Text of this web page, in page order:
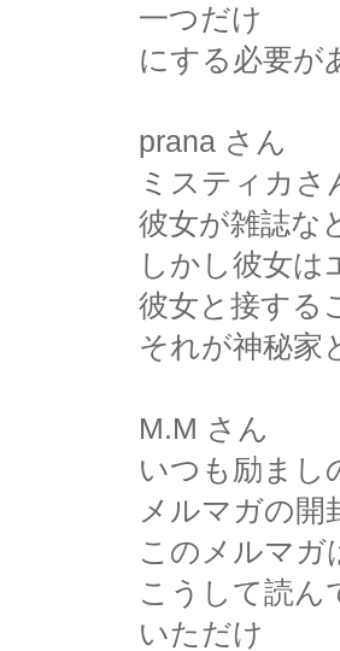
一つだけ
にする必要が
prana さん
ミスティカさ
彼女が雑誌な
しかし彼女は
彼女と接する
それが神秘家
M.M さん
いつも励まし
メルマガの開
このメルマガ
こうして読ん
いただけ